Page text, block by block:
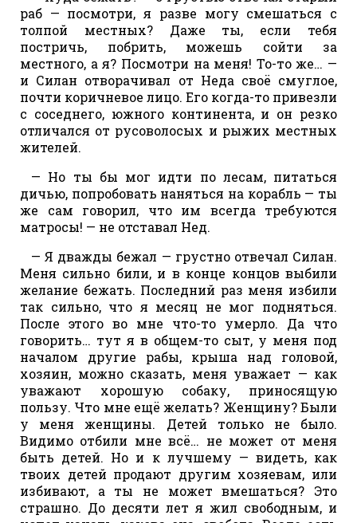
раб — посмотри, я разве могу смешаться с
толпой местных? Даже ты, если тебя
постричь, побрить, можешь сойти за
местного, а я? Посмотри на меня! То-то же… —
и Силан отворачивал от Неда своё смуглое,
почти коричневое лицо. Его когда-то привезли
с соседнего, южного континента, и он резко
отличался от русоволосых и рыжих местных
жителей.
— Но ты бы мог идти по лесам, питаться
дичью, попробовать наняться на корабль — ты
же сам говорил, что им всегда требуются
матросы! — не отставал Нед.
— Я дважды бежал — грустно отвечал Силан.
Меня сильно били, и в конце концов выбили
желание бежать. Последний раз меня избили
так сильно, что я месяц не мог подняться.
После этого во мне что-то умерло. Да что
говорить… тут я в общем-то сыт, у меня под
началом другие рабы, крыша над головой,
хозяин, можно сказать, меня уважает — как
уважают хорошую собаку, приносящую
пользу. Что мне ещё желать? Женщину? Были
у меня женщины. Детей только не было.
Видимо отбили мне всё… не может от меня
быть детей. Но и к лучшему — видеть, как
твоих детей продают другим хозяевам, или
избивают, а ты не может вмешаться? Это
страшно. До десяти лет я жил свободным, и